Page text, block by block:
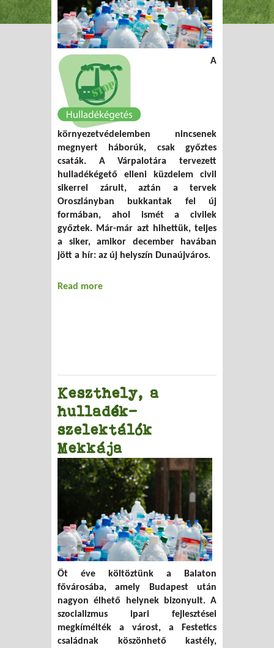
A
környezetvédelemben nincsenek
megnyert háborúk, csak győztes
csaták. A Várpalotára tervezett
hulladékégető elleni küzdelem civil
sikerrel zárult, aztán a tervek
Oroszlányban bukkantak fel új
formában, ahol ismét a civilek
győztek. Már-már azt hihettük, teljes
a siker, amikor december havában
jött a hír: az új helyszín Dunaújváros.
Read more
Keszthely, a
hulladék-
szelektálók
Mekkája
Öt éve költöztünk a Balaton
fővárosába, amely Budapest után
nagyon élhető helynek bizonyult. A
szocializmus ipari fejlesztései
megkímélték a várost, a Festetics
családnak köszönhető kastély,